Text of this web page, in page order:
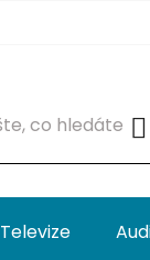
Televize